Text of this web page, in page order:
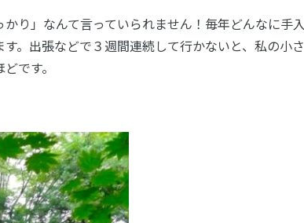
り」なんて言っていられません！毎年どんなに手入
。出張などで３週間連続して行かないと、私の小さ
です。